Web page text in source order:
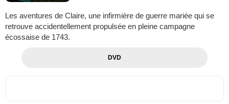
Les aventures de Claire, une infirmière de guerre mariée qui se
retrouve accidentellement propulsée en pleine campagne
écossaise de 1743.
DVD